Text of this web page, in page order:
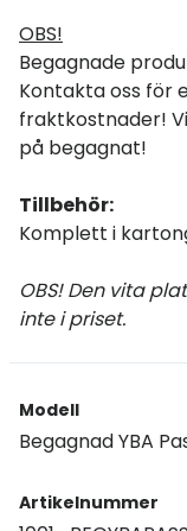
OBS!
Begagnade
Kontakta oss för
fraktkostnader!
på begagnat!
Tillbehör:
Komplett i
OBS! Den vita
inte i priset.
Modell
Begagnad YBA
Artikelnummer